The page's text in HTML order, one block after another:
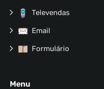
Televendas
Email
Formulário
Menu